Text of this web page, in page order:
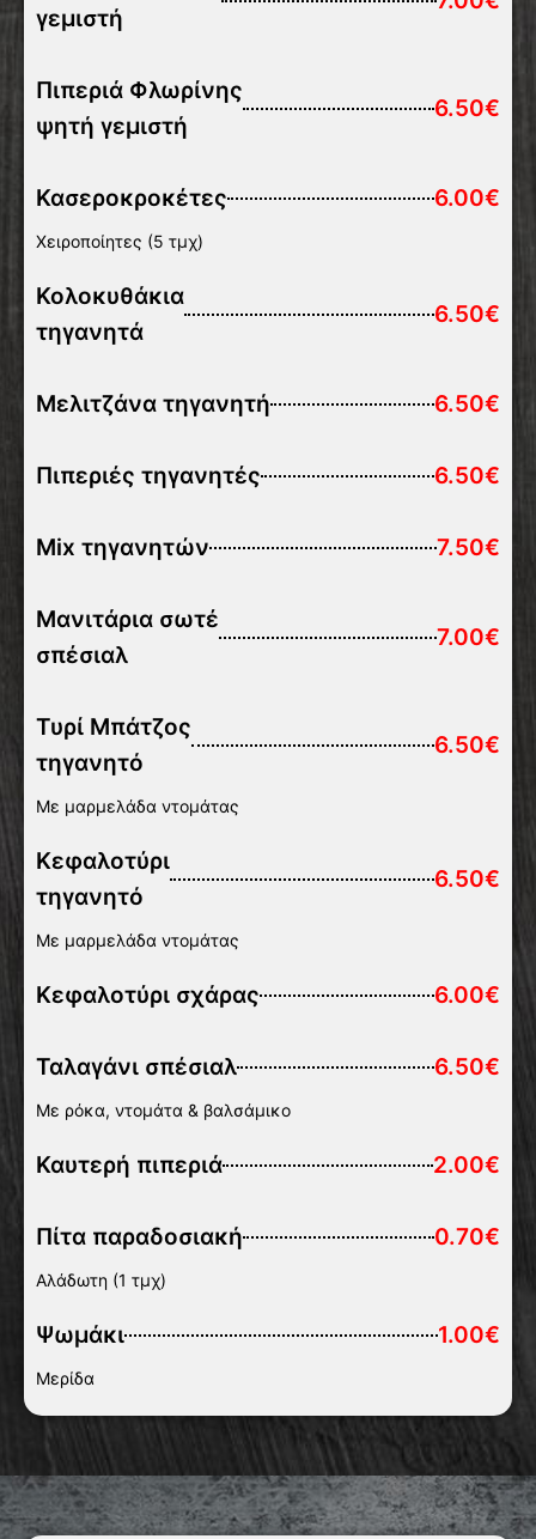
γεμιστή
Πιπεριά Φλωρίνης
ψητή γεμιστή
6.50€
Κασεροκροκέτες 6.00€
Χειροποίητες (5 τμχ)
Κολοκυθάκια
τηγανητά
6.50€
Μελιτζάνα τηγανητή 6.50€
Πιπεριές τηγανητές 6.50€
Mix τηγανητών 7.50€
Μανιτάρια σωτέ
σπέσιαλ
7.00€
Τυρί Μπάτζος
τηγανητό
6.50€
Με μαρμελάδα ντομάτας
Κεφαλοτύρι
τηγανητό
6.50€
Με μαρμελάδα ντομάτας
Κεφαλοτύρι σχάρας 6.00€
Ταλαγάνι σπέσιαλ 6.50€
Με ρόκα, ντομάτα & βαλσάμικο
Καυτερή πιπεριά 2.00€
Πίτα παραδοσιακή 0.70€
Αλάδωτη (1 τμχ)
Ψωμάκι 1.00€
Μερίδα